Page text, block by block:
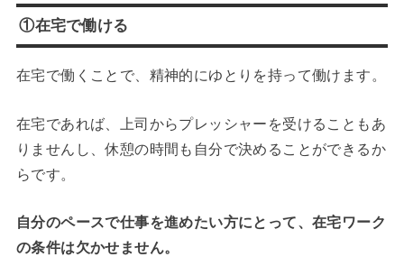
①在宅で働ける
在宅で働くことで、精神的にゆとりを持って働けます。
在宅であれば、上司からプレッシャーを受けることもあ
りませんし、休憩の時間も自分で決めることができるか
らです。
自分のペースで仕事を進めたい方にとって、在宅ワーク
の条件は欠かせません。